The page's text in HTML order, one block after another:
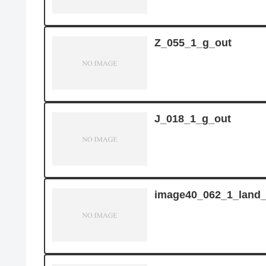
Z_055_1_g_out
J_018_1_g_out